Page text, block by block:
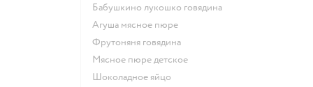
бабушкино лукошко говядина
агуша мясное пюре
фрутоняня говядина
мясное пюре детское
шоколадное яйцо